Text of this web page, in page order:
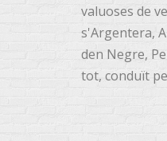
valuoses de
s'Argentera,
den Negre,
tot, conduït